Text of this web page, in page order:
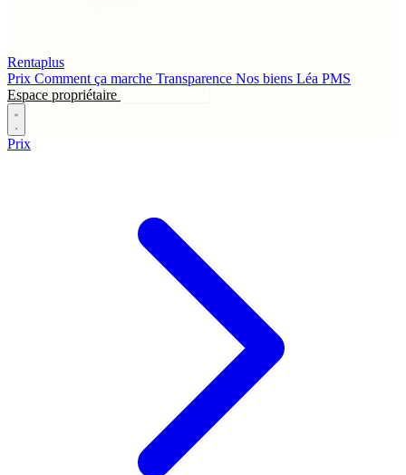
Rentaplus
Prix Comment ça marche Transparence Nos biens Léa PMS
Espace propriétaire
Prix